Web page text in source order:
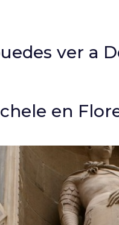
ver a
en